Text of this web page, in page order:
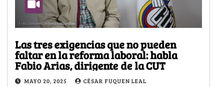
Las tres exigencias que no pueden
faltar en la reforma laboral: habla
Fabio Arias, dirigente de la CUT
MAYO 20, 2025 CÉSAR FUQUEN LEAL